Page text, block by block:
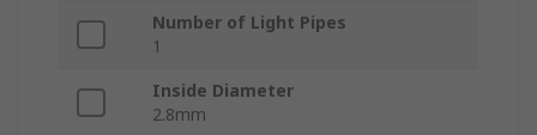
Number of Light Pipes
1
Inside Diameter
2.8mm